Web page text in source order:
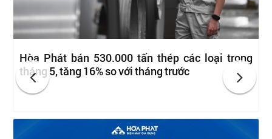
Hòa Phát bán 530.000 tấn thép các loại trong
tháng 5, tăng 16% so với tháng trước